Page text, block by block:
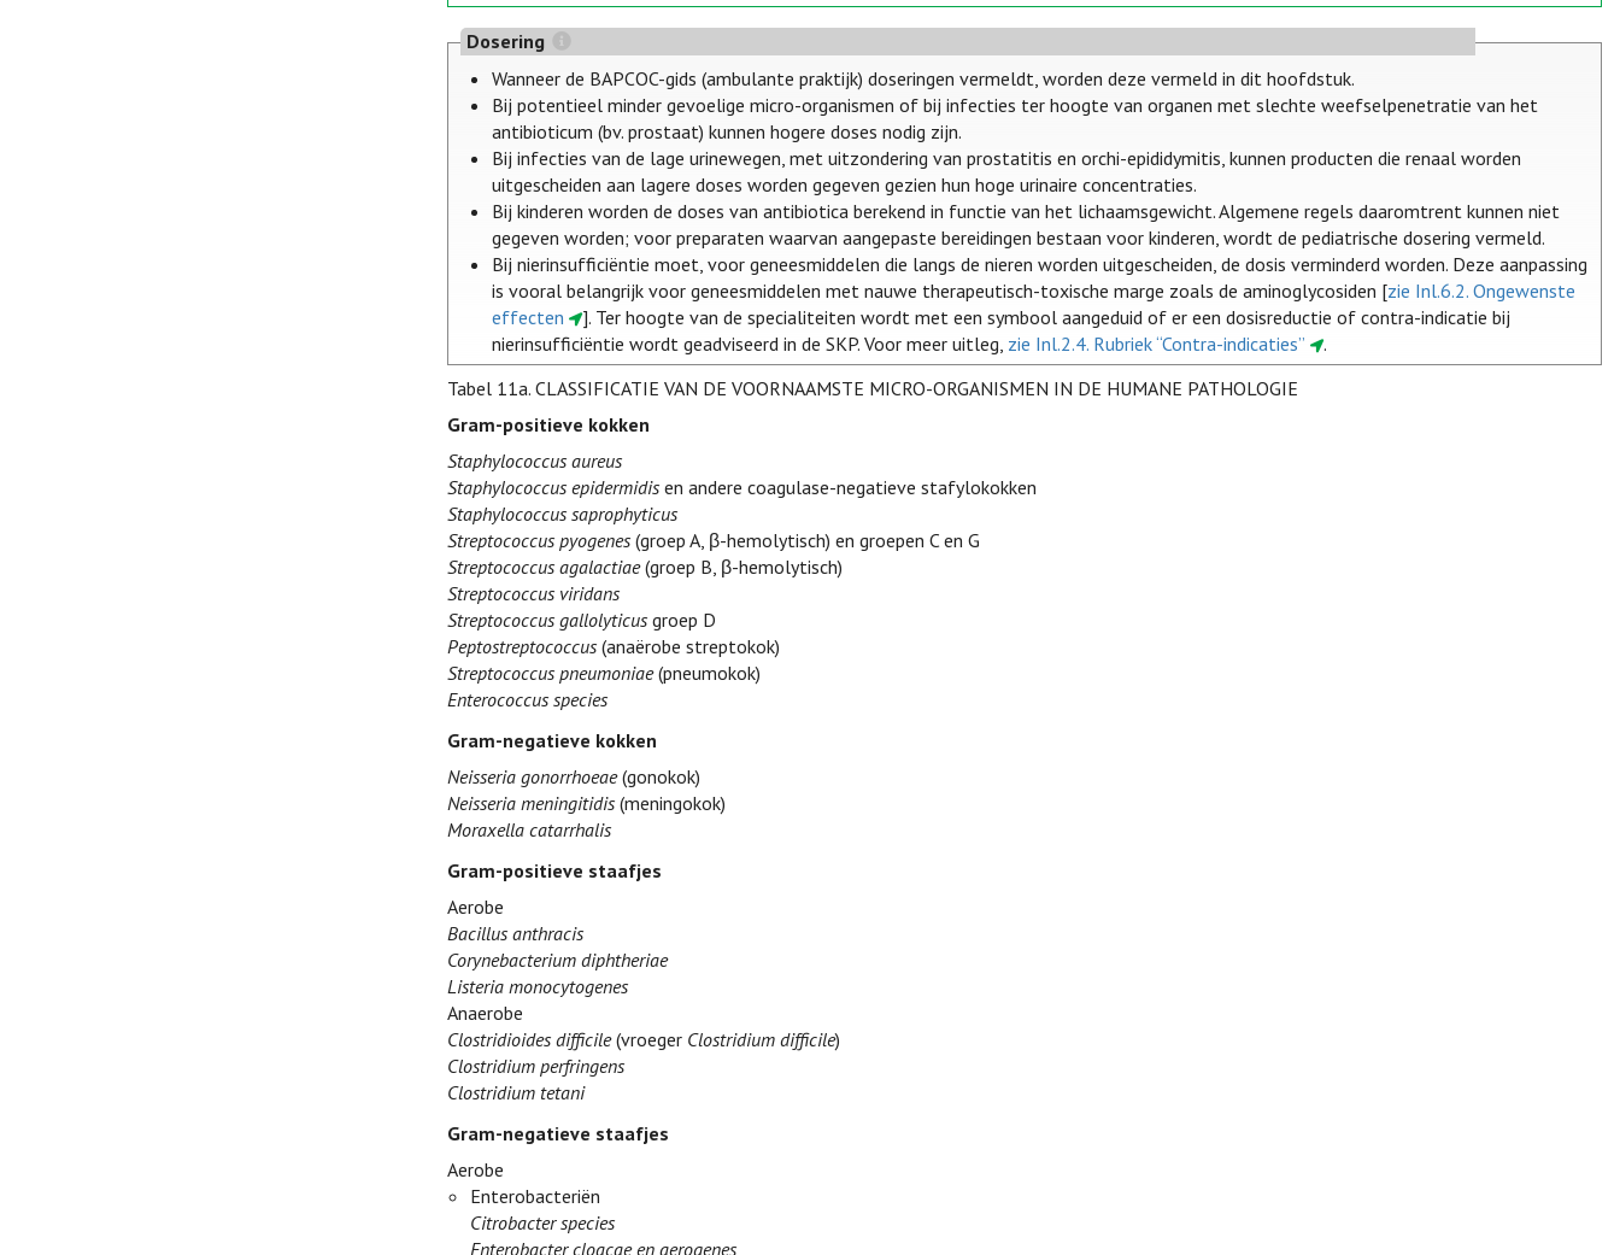
Dosering
Wanneer de BAPCOC-gids (ambulante praktijk) doseringen vermeldt, worden deze vermeld in dit hoofdstuk.
Bij potentieel minder gevoelige micro-organismen of bij infecties ter hoogte van organen met slechte weefselpenetratie van het
antibioticum (bv. prostaat) kunnen hogere doses nodig zijn.
Bij infecties van de lage urinewegen, met uitzondering van prostatitis en orchi-epididymitis, kunnen producten die renaal worden
uitgescheiden aan lagere doses worden gegeven gezien hun hoge urinaire concentraties.
Bij kinderen worden de doses van antibiotica berekend in functie van het lichaamsgewicht. Algemene regels daaromtrent kunnen niet
gegeven worden; voor preparaten waarvan aangepaste bereidingen bestaan voor kinderen, wordt de pediatrische dosering vermeld.
Bij nierinsufficiëntie moet, voor geneesmiddelen die langs de nieren worden uitgescheiden, de dosis verminderd worden. Deze aanpassing
is vooral belangrijk voor geneesmiddelen met nauwe therapeutisch-toxische marge zoals de aminoglycosiden [zie Inl.6.2. Ongewenste
effecten
]. Ter hoogte van de specialiteiten wordt met een symbool aangeduid of er een dosisreductie of contra-indicatie bij
nierinsufficiëntie wordt geadviseerd in de SKP. Voor meer uitleg, zie Inl.2.4. Rubriek “Contra-indicaties”
.
Tabel 11a. CLASSIFICATIE VAN DE VOORNAAMSTE MICRO-ORGANISMEN IN DE HUMANE PATHOLOGIE
Gram-positieve kokken
Staphylococcus aureus
Staphylococcus epidermidis en andere coagulase-negatieve stafylokokken
Staphylococcus saprophyticus
Streptococcus pyogenes (groep A, β-hemolytisch) en groepen C en G
Streptococcus agalactiae(groep B, β-hemolytisch)
Streptococcus viridans
Streptococcus gallolyticus groep D
Peptostreptococcus (anaërobe streptokok)
Streptococcus pneumoniae(pneumokok)
Enterococcus species
Gram-negatieve kokken
Neisseria gonorrhoeae(gonokok)
Neisseria meningitidis (meningokok)
Moraxella catarrhalis
Gram-positieve staafjes
Aerobe
Bacillus anthracis
Corynebacterium diphtheriae
Listeria monocytogenes
Anaerobe
Clostridioides difficile(vroeger Clostridium difficile)
Clostridium perfringens
Clostridium tetani
Gram-negatieve staafjes
Aerobe
Enterobacteriën
Citrobacter species
Enterobacter cloacae en aerogenes